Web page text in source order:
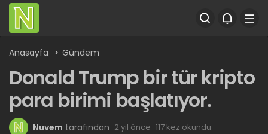
Anasayfa Gündem
Donald Trump bir tür kripto
para birimi başlatıyor.
Nuvem tarafından 2 yıl önce 117 kez okundu